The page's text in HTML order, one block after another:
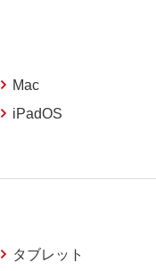
Mac
iPadOS
タブレット